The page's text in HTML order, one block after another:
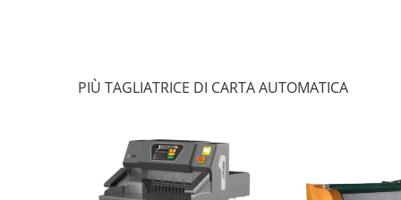
PIÙ TAGLIATRICE DI CARTA AUTOMATICA